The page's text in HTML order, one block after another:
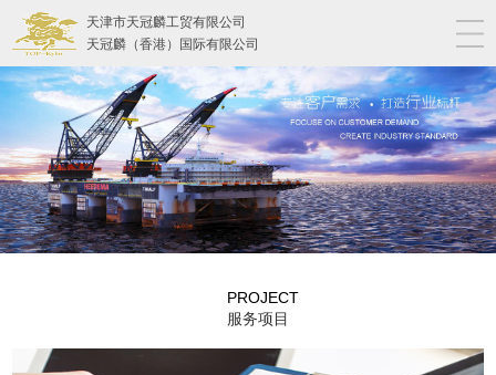
天津市天冠麟工贸有限公司
天冠麟（香港）国际有限公司
PROJECT
服务项目